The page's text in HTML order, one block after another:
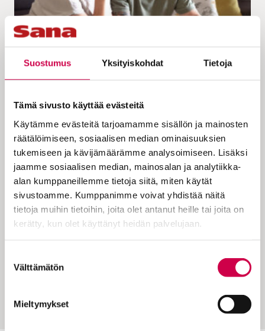
Suostumus Yksityiskohdat Tietoja
Tämä sivusto käyttää evästeitä
Käytämme evästeitä tarjoamamme sisällön ja mainosten
räätälöimiseen, sosiaalisen median ominaisuuksien
tukemiseen ja kävijämäärämme analysoimiseen. Lisäksi
jaamme sosiaalisen median, mainosalan ja analytiikka-
alan kumppaneillemme tietoja siitä, miten käytät
sivustoamme. Kumppanimme voivat yhdistää näitä
tietoja muihin tietoihin, joita olet antanut heille tai joita on
kerätty, kun olet käyttänyt heidän palvelujaan.
valinta
Välttämätön
Mieltymykset
AARTEITA PAAVALIN KIRJEISTÄ | 10.06.2024
Kuula | Jokaisella voi olla armolahja, sillä ne
ovat usein ihan arkisia kykyjä
Saarna | Meidät lähetetään rauhan